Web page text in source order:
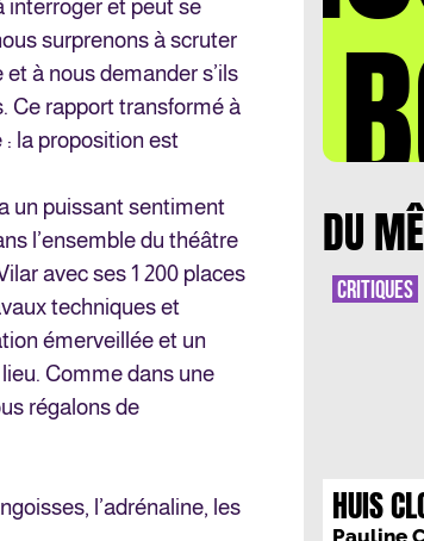
interroger et peut se
surprenons à scruter
à nous demander s’ils
Ce rapport transformé à
la proposition est
un puissant sentiment
l’ensemble du théâtre
avec ses 1 200 places
techniques et
émerveillée et un
Comme dans une
régalons de
l’adrénaline, les
LA DU
HUIS
CRITIQUES